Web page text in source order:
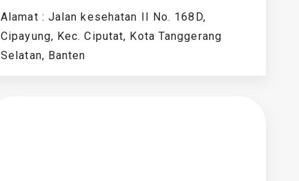
Alamat : Jalan kesehatan II No. 168D,
Cipayung, Kec. Ciputat, Kota Tanggerang
Selatan, Banten